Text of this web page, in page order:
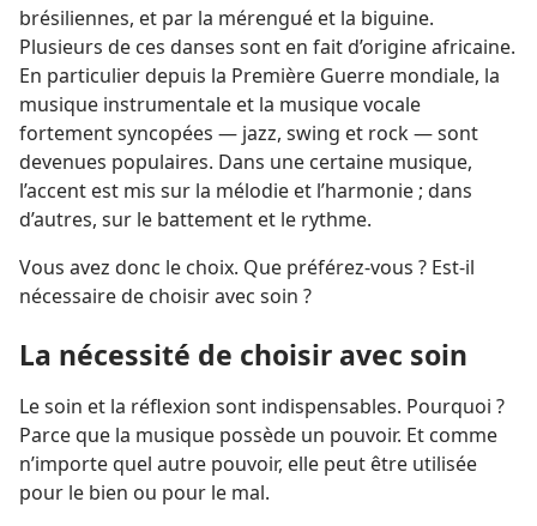
brésiliennes, et par la mérengué et la biguine.
Plusieurs de ces danses sont en fait d’origine africaine.
En particulier depuis la Première Guerre mondiale, la
musique instrumentale et la musique vocale
fortement syncopées — jazz, swing et rock — sont
devenues populaires. Dans une certaine musique,
l’accent est mis sur la mélodie et l’harmonie ; dans
d’autres, sur le battement et le rythme.
Vous avez donc le choix. Que préférez-​vous ? Est-​il
nécessaire de choisir avec soin ?
La nécessité de choisir avec soin
Le soin et la réflexion sont indispensables. Pourquoi ?
Parce que la musique possède un pouvoir. Et comme
n’importe quel autre pouvoir, elle peut être utilisée
pour le bien ou pour le mal.